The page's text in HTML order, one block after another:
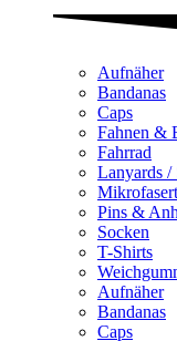
Aufnäher
Bandanas
Caps
Fahnen &
Fahrrad
Lanyards /
Pins &
Socken
T-Shirts
Aufnäher
Bandanas
Caps